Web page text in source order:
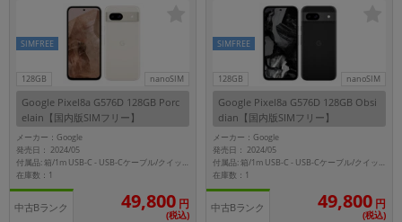
128GB nanoSIM
SIMFREE
Google Pixel8a G576D 128GB Porc
elain【国内版SIMフリー】
メーカー：Google
発売日： 2024/05
付属品: 箱/1m USB-C - USB-Cケーブル/クイックスイッチアダプター/SIM取り出しツール/マニュアル
在庫数：1
中古Bランク 49,800 円
(税込)
128GB nanoSIM
SIMFREE
Google Pixel8a G576D 128GB Obsi
dian【国内版SIMフリー】
メーカー：Google
発売日： 2024/05
付属品: 箱/1m USB-C - USB-Cケーブル/クイックスイッチアダプター/SIM取り出しツール/マニュアル
在庫数：1
中古Bランク 49,800 円
(税込)